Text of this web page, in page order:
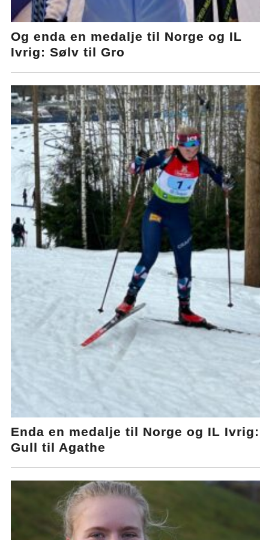
Og enda en medalje til Norge og IL
Ivrig: Sølv til Gro
Enda en medalje til Norge og IL Ivrig:
Gull til Agathe